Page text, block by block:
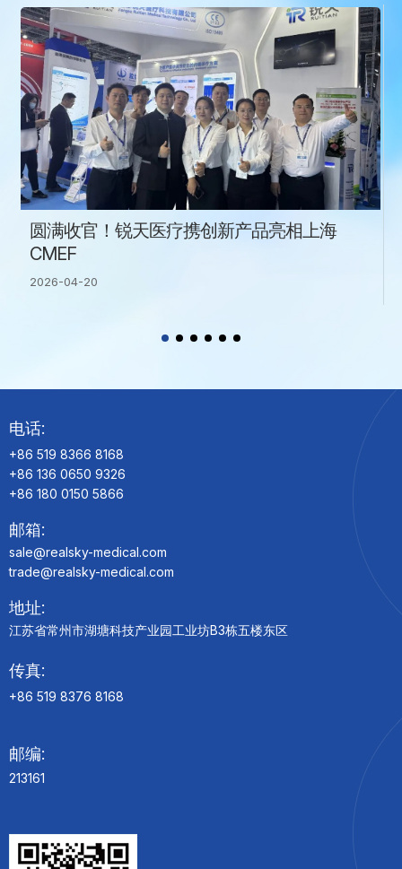
圆满收官！锐天医疗携创新产品亮相上海
CMEF
2026-04-20
电话:
+86 519 8366 8168
+86 136 0650 9326
+86 180 0150 5866
邮箱:
sale@realsky-medical.com
trade@realsky-medical.com
地址:
江苏省常州市湖塘科技产业园工业坊B3栋五楼东区
传真:
+86 519 8376 8168
邮编:
213161